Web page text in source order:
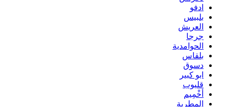
ادفو
بلبيس
العريش
جرجا
الحوامدية
بلقاس
دسوق
ابو كبير
قليوب
أخْمِيم
المطرية